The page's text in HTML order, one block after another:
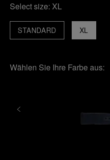
Select size: XL
XL
STANDARD
Wählen Sie Ihre Farbe aus: